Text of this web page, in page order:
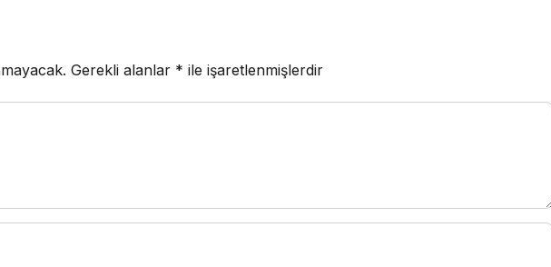
kutladı
Gerekli alanlar * ile işaretlenmişlerdir